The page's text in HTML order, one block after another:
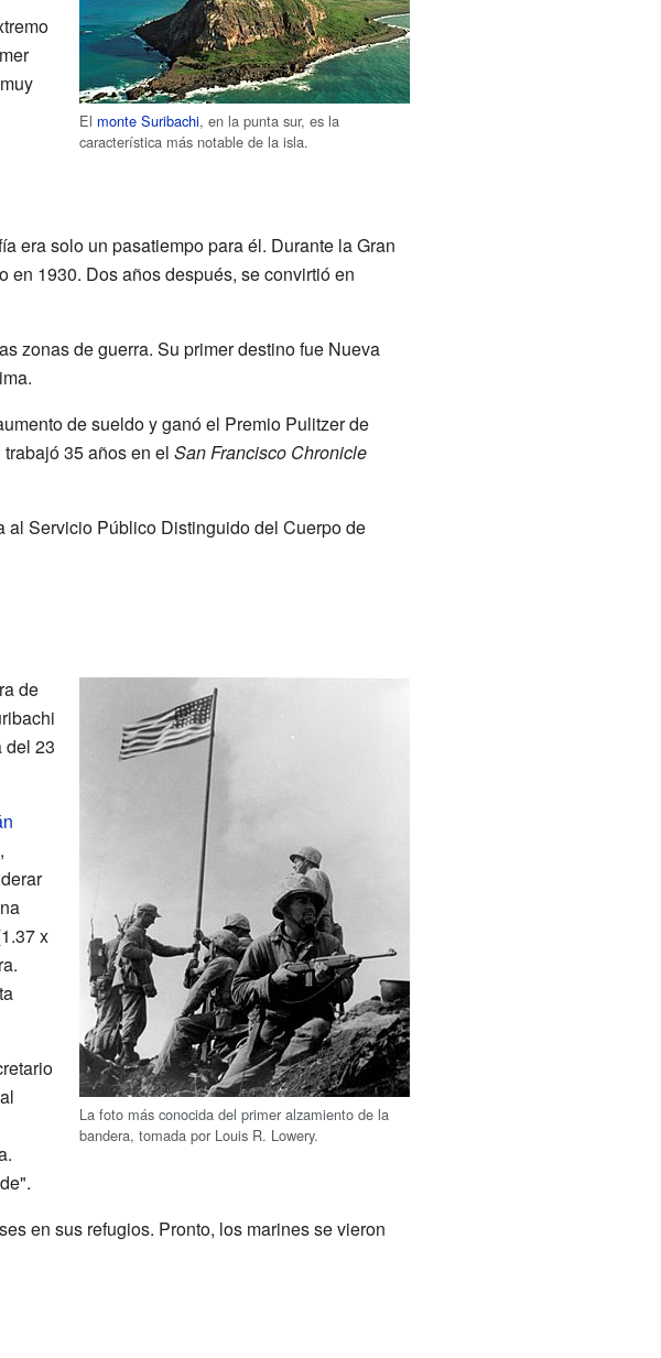
El monte Suribachi, en la punta sur, es la
característica más notable de la isla.
era solo un pasatiempo para él. Durante la Gran
en 1930. Dos años después, se convirtió en
zonas de guerra. Su primer destino fue Nueva
de sueldo y ganó el Premio Pulitzer de
35 años en el San Francisco Chronicle
al Servicio Público Distinguido del Cuerpo de
La foto más conocida del primer alzamiento de la
bandera, tomada por Louis R. Lowery.
de
del 23
x
en sus refugios. Pronto, los marines se vieron